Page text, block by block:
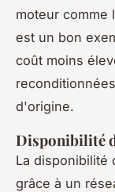
moteur comme
est un bon
coût moins
d'origine.
Disponibilité
La disponibilité
grâce à un